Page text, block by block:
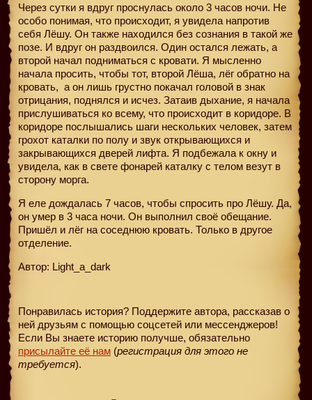
Через сутки я вдруг проснулась около 3 часов ночи. Не
особо понимая, что происходит, я увидела напротив
себя Лёшу. Он также находился без сознания в такой же
позе. И вдруг он раздвоился. Один остался лежать, а
второй начал подниматься с кровати. Я мысленно
начала просить, чтобы тот, второй Лёша, лёг обратно на
кровать, а он лишь грустно покачал головой в знак
отрицания, поднялся и исчез. Затаив дыхание, я начала
прислушиваться ко всему, что происходит в коридоре. В
коридоре послышались шаги нескольких человек, затем
грохот каталки по полу и звук открывающихся и
закрывающихся дверей лифта. Я подбежала к окну и
увидела, как в свете фонарей каталку с телом везут в
сторону морга.
Я еле дождалась 7 часов, чтобы спросить про Лёшу. Да,
он умер в 3 часа ночи. Он выполнил своё обещание.
Пришёл и лёг на соседнюю кровать. Только в другое
отделение.
Автор: Light_a_dark
Понравилась история? Поддержите автора, рассказав о
ней друзьям с помощью соцсетей или мессенджеров!
Если Вы знаете историю получше, обязательно
присылайте её нам (регистрация для этого не
требуется).